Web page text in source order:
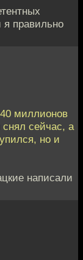
я правильно
миллионов
сейчас, а
но и
написали